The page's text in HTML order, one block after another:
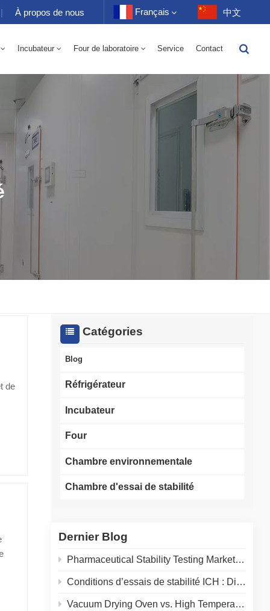
| À propos de nous Français
Français
Português
中文
Incubateur Four de laboratoire Service Contact
Catégories
Blog
Réfrigérateur
Incubateur
Four
Chambre environnementale
Chambre d'essai de stabilité
Dernier Blog
Pharmaceutical Stability Testing Market 2026: Growth Drivers, Regulatory Shifts & Technology Trends
Conditions d’essais de stabilité ICH : Directives de température et d’humidité pour les laboratoires pharmaceutiques
Vacuum Drying Oven vs. High Temperature Oven: How to Choose the Right Equipment for Your Application
de